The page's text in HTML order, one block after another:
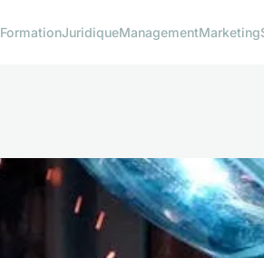
FormationJuridiqueManagementMarketing